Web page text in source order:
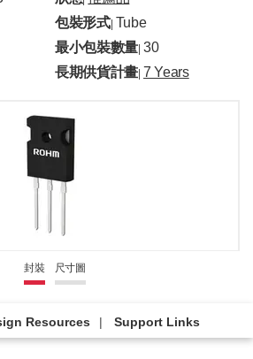
包裝形式| Tube
最小包裝數量 |30
長期供貨計畫 7 Years
封裝 尺寸圖
Resources Support Links